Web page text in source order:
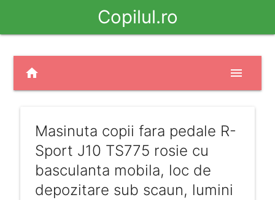
Copilul.ro
home menu
Masinuta copii fara pedale R-
Sport J10 TS775 rosie cu
basculanta mobila, loc de
depozitare sub scaun, lumini